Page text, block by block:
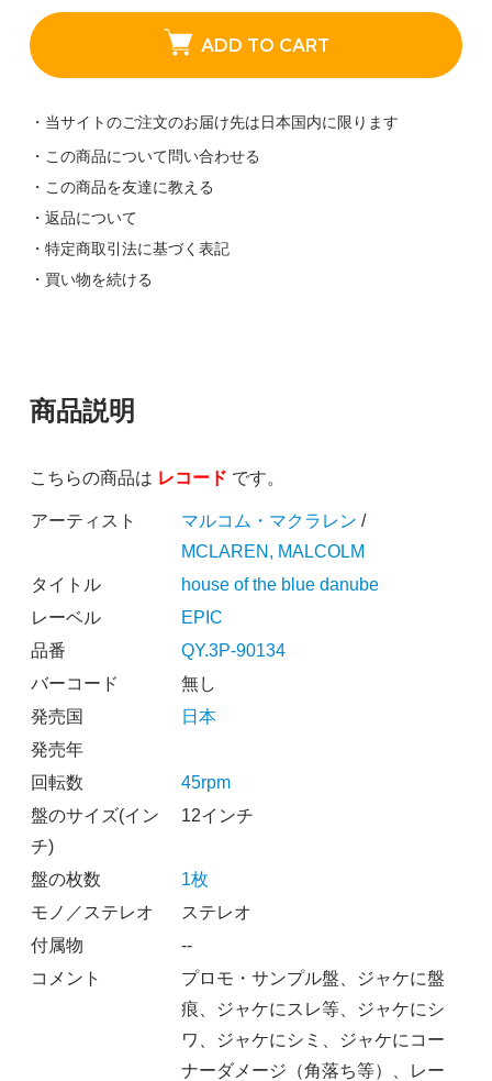
ADD TO CART
・当サイトのご注文のお届け先は日本国内に限ります
・この商品について問い合わせる
・この商品を友達に教える
・返品について
・特定商取引法に基づく表記
・買い物を続ける
商品説明
こちらの商品は レコード です。
アーティスト マルコム・マクラレン /
MCLAREN, MALCOLM
タイトル
house of the blue danube
レーベル
EPIC
品番
QY.3P-90134
バーコード
無し
発売国
日本
発売年
回転数
45rpm
盤のサイズ(イン
チ)
12インチ
盤の枚数
1枚
モノ／ステレオ
ステレオ
付属物
--
コメント
プロモ・サンプル盤、ジャケに盤
痕、ジャケにスレ等、ジャケにシ
ワ、ジャケにシミ、ジャケにコー
ナーダメージ（角落ち等）、レー